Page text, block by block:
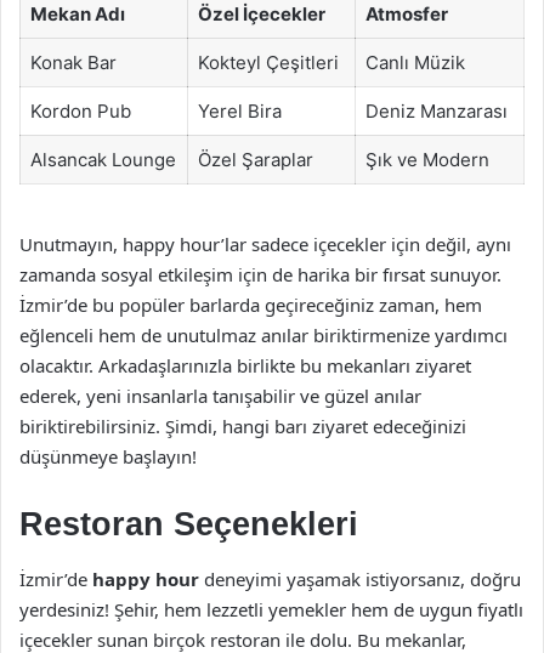
Mekan Adı Özel İçecekler Atmosfer
Konak Bar Kokteyl Çeşitleri Canlı Müzik
Kordon Pub Yerel Bira Deniz Manzarası
Alsancak Lounge Özel Şaraplar Şık ve Modern
Unutmayın, happy hour’lar sadece içecekler için değil, aynı
zamanda sosyal etkileşim için de harika bir fırsat sunuyor.
İzmir’de bu popüler barlarda geçireceğiniz zaman, hem
eğlenceli hem de unutulmaz anılar biriktirmenize yardımcı
olacaktır. Arkadaşlarınızla birlikte bu mekanları ziyaret
ederek, yeni insanlarla tanışabilir ve güzel anılar
biriktirebilirsiniz. Şimdi, hangi barı ziyaret edeceğinizi
düşünmeye başlayın!
Restoran Seçenekleri
İzmir’de happy hour deneyimi yaşamak istiyorsanız, doğru
yerdesiniz! Şehir, hem lezzetli yemekler hem de uygun fiyatlı
içecekler sunan birçok restoran ile dolu. Bu mekanlar,